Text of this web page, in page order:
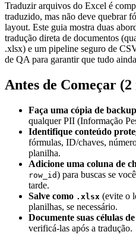
Traduzir arquivos do Excel é
traduzido, mas não deve quebrar
layout. Este guia mostra duas
tradução direta de documentos
.xlsx) e um pipeline seguro de
de QA para garantir que tudo
Antes de Começar
Faça uma cópia de backup
qualquer PII (Informação
Identifique conteúdo
fórmulas, ID/chaves,
planilha.
Adicione uma coluna de
row_id) para buscas se
tarde.
Salve como .xlsx (evite o
planilhas, se necessário.
Documente suas células
verificá-las após a tradução.